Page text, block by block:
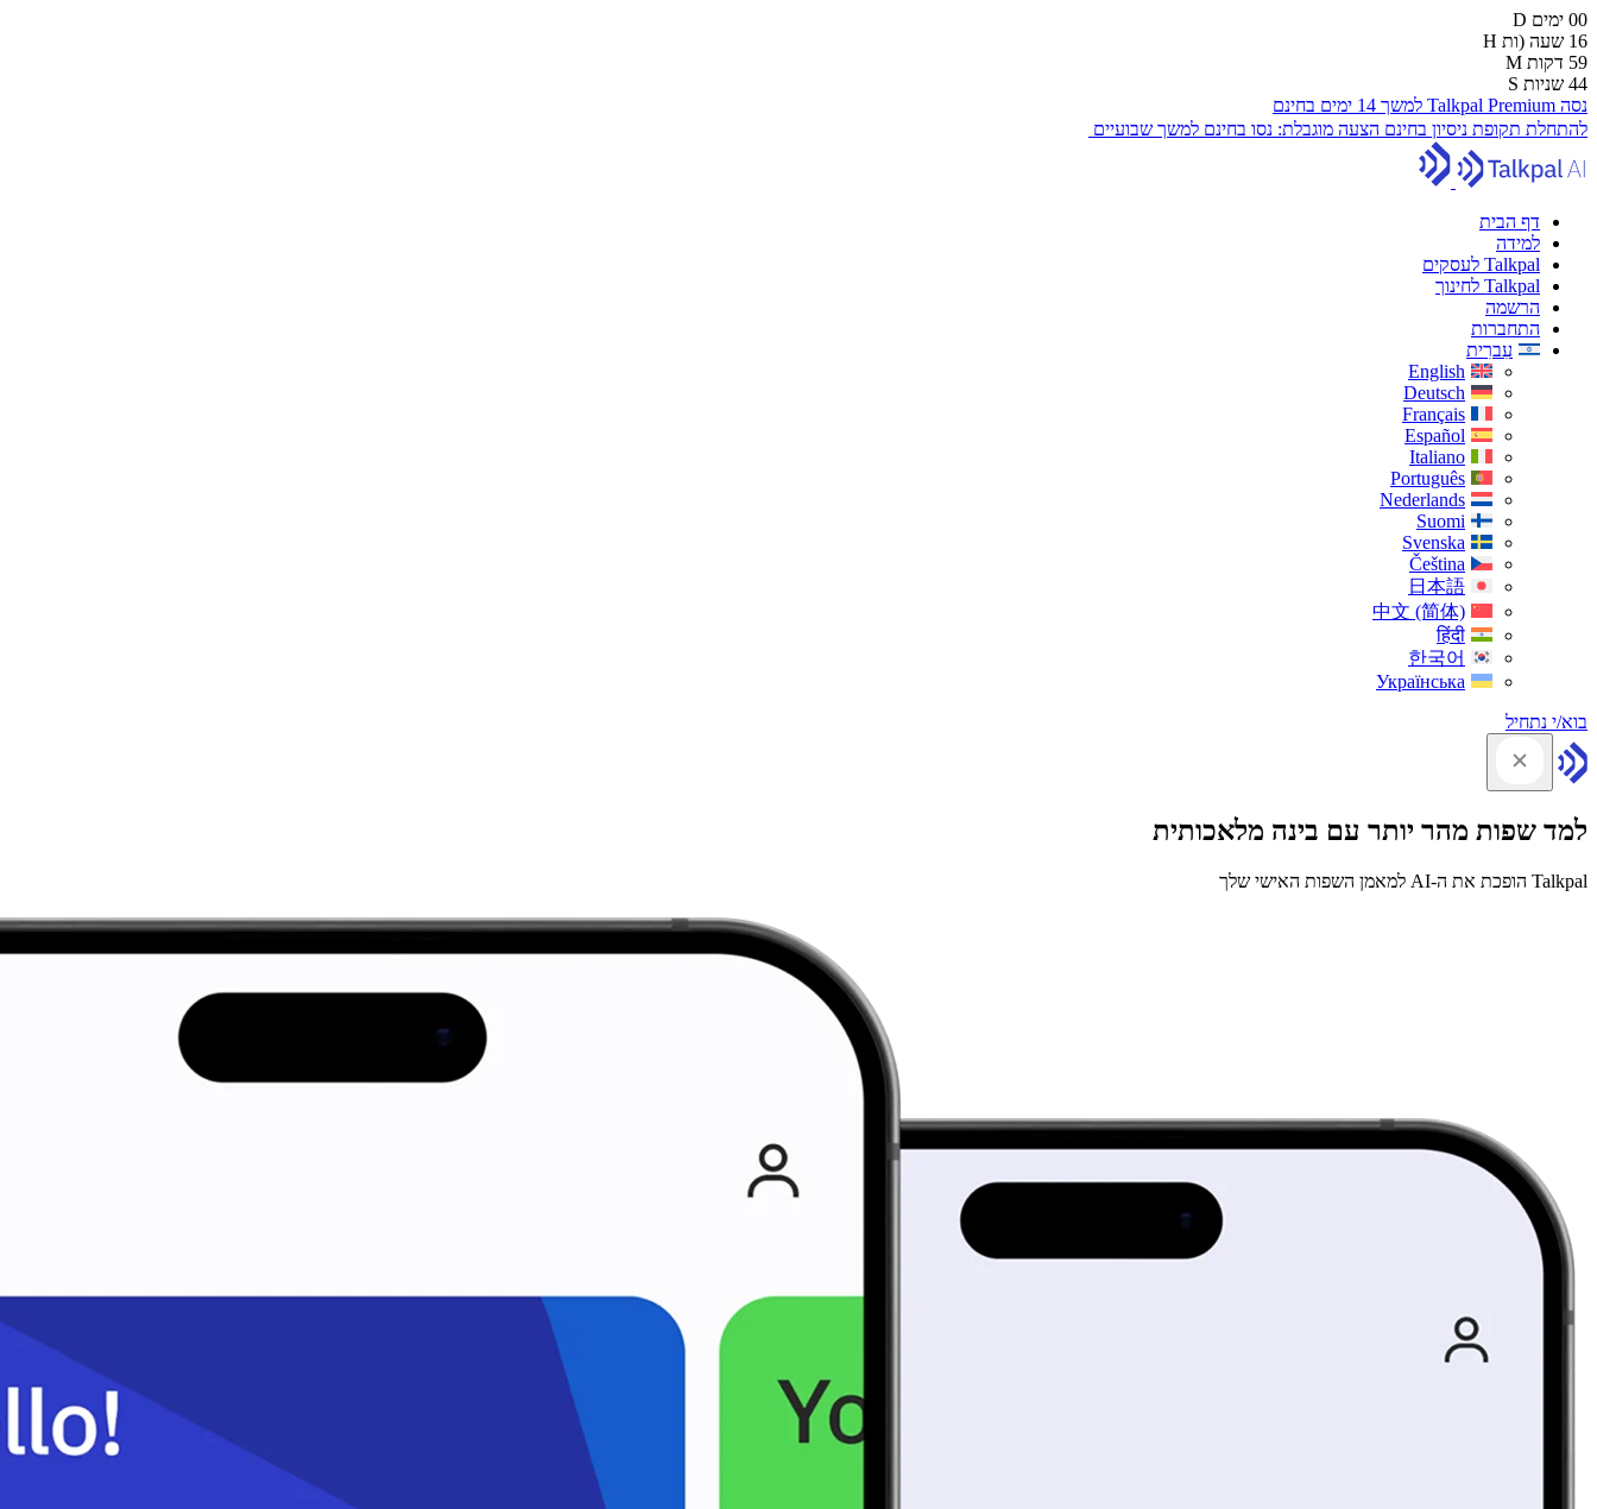
00 ימים D
16 שעה (ות H
59 דקות M
43 שניות S
נסה Talkpal Premium למשך 14 ימים בחינם
להתחלת תקופת ניסיון בחינם הצעה מוגבלת: נסו בחינם למשך שבועיים
דף הבית
למידה
Talkpal לעסקים
Talkpal לחינוך
הרשמה
התחברות
עִברִית
English
Deutsch
Français
Español
Italiano
Português
Nederlands
Suomi
Svenska
Čeština
日本語
中文 (简体)
हिंदी
한국어
Українська
בוא/י נתחיל
למד שפות מהר יותר עם בינה מלאכותית
Talkpal הופכת את ה-AI למאמן השפות האישי שלך